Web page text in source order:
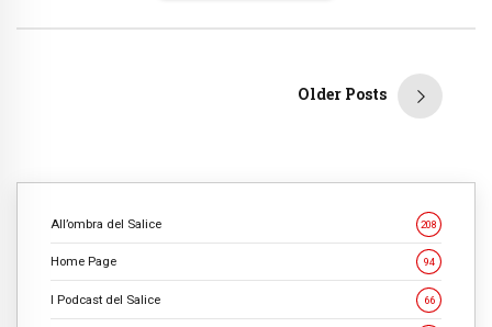
Older Posts
All’ombra del Salice 208
Home Page 94
I Podcast del Salice 66